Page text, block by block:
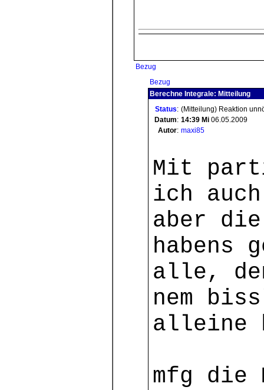
Bezug
Bezug
Berechne Integrale: Mitteilung
Status: (Mitteilung) Reaktion
Datum: 14:39 Mi 06.05.2009
Autor: maxi85
Mit
ich
aber
habens
alle,
nem
alleine
mfg die